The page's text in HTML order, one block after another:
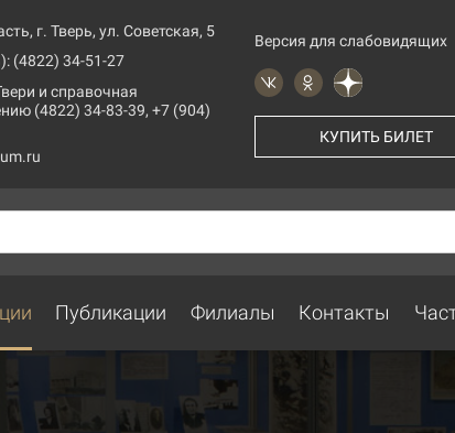
г. Тверь, ул. Советская, 5
(4822) 34-51-27
и справочная
(4822) 34-83-39, +7 (904)
Версия для слабовидящих
КУПИТЬ БИЛЕТ
Публикации Филиалы Контакты